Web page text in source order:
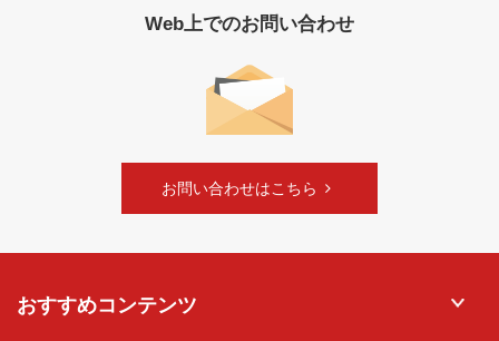
Web上でのお問い合わせ
お問い合わせはこちら
おすすめコンテンツ